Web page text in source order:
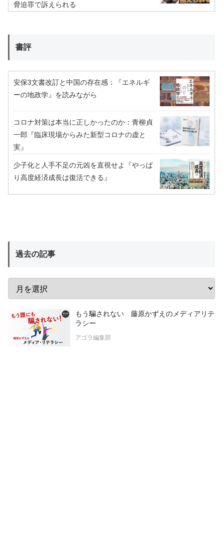
脅迫罪で訴えられる
書評
安保3文書改訂と中国の存在感：『エネルギ
ーの地政学』を読みながら
コロナ対策は本当に正しかったのか：青柳貞
一郎『臨床現場からみた新型コロナの虚と
実』
少子化と人手不足の元凶を直視せよ『やっぱ
り高度経済成長は復活できる』
過去の記事
もう騙されない 藤原かずえのメディアリテ
ラシー
アゴラ編集部